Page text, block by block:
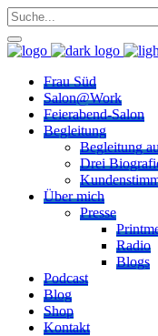
Frau Süd
Salon@Work
Feierabend-Salon
Begleitung
Begleitung
Drei
Über mich
Presse
Radio
Blogs
Podcast
Blog
Shop
Kontakt